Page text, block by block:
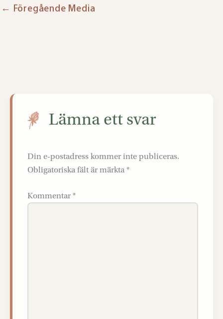
← Föregående Media
Lämna ett svar
Din e-postadress kommer inte publiceras.
Obligatoriska fält är märkta *
Kommentar *